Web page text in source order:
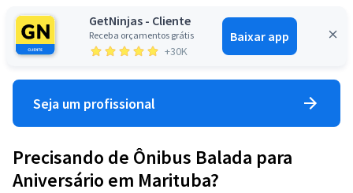
GetNinjas - Cliente
Receba orçamentos grátis
+30K
Baixar app
Entrar
Seja um profissional
Precisando de Ônibus Balada para
Aniversário em Marituba?